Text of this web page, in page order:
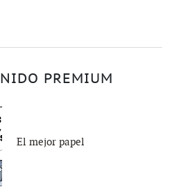
PREMIUM
El mejor papel